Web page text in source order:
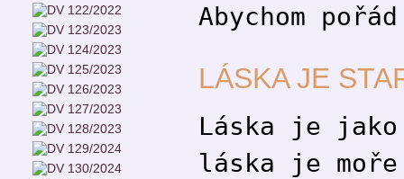
Abychom
LÁSKA JE
Láska je jako
láska je